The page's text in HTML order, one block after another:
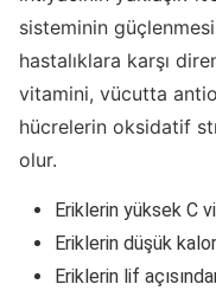
sisteminin
hastalıklara karşı
vitamini, vücutta
hücrelerin oksidatif
olur.
Eriklerin yüksek C
Eriklerin düşük
Eriklerin lif